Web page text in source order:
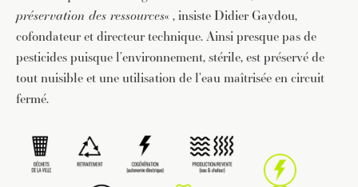
préservation des ressources« , insiste Didier Gaydou,
cofondateur et directeur technique. Ainsi presque pas de
pesticides puisque l’environnement, stérile, est préservé de
tout nuisible et une utilisation de l’eau maîtrisée en circuit
fermé.